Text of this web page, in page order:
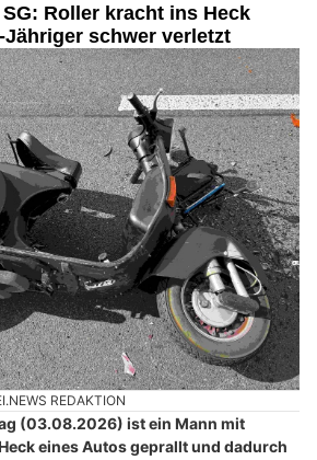
Roller kracht ins Heck
Jähriger schwer verletzt
REDAKTION
(03.08.2026) ist ein Mann mit
eines Autos geprallt und dadurch